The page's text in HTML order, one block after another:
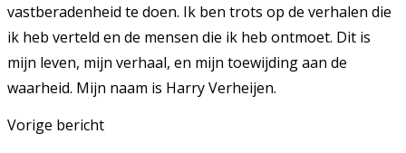
vastberadenheid te doen. Ik ben trots op de verhalen die
ik heb verteld en de mensen die ik heb ontmoet. Dit is
mijn leven, mijn verhaal, en mijn toewijding aan de
waarheid. Mijn naam is Harry Verheijen.
Vorige bericht